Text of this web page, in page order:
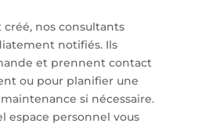
nos consultants
notifiés. Ils
et prennent contact
ou pour planifier une
si nécessaire.
espace personnel vous